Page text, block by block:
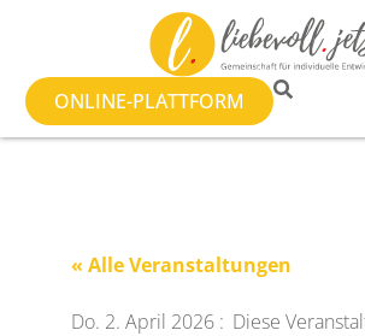
ONLINE-PLATTFORM
« Alle Veranstaltungen
Do. 2. April 2026 : Diese